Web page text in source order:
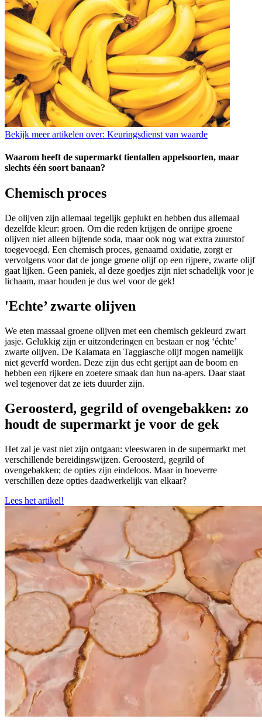
Bekijk meer artikelen over: Keuringsdienst van waarde
Waarom heeft de supermarkt tientallen appelsoorten, maar
slechts één soort banaan?
Chemisch proces
De olijven zijn allemaal tegelijk geplukt en hebben dus allemaal
dezelfde kleur: groen. Om die reden krijgen de onrijpe groene
olijven niet alleen bijtende soda, maar ook nog wat extra zuurstof
toegevoegd. Een chemisch proces, genaamd oxidatie, zorgt er
vervolgens voor dat de jonge groene olijf op een rijpere, zwarte olijf
gaat lijken. Geen paniek, al deze goedjes zijn niet schadelijk voor je
lichaam, maar houden je dus wel voor de gek!
'Echte’ zwarte olijven
We eten massaal groene olijven met een chemisch gekleurd zwart
jasje. Gelukkig zijn er uitzonderingen en bestaan er nog ‘échte’
zwarte olijven. De Kalamata en Taggiasche olijf mogen namelijk
niet geverfd worden. Deze zijn dus echt gerijpt aan de boom en
hebben een rijkere en zoetere smaak dan hun na-apers. Daar staat
wel tegenover dat ze iets duurder zijn.
Geroosterd, gegrild of ovengebakken: zo
houdt de supermarkt je voor de gek
Het zal je vast niet zijn ontgaan: vleeswaren in de supermarkt met
verschillende bereidingswijzen. Geroosterd, gegrild of
ovengebakken; de opties zijn eindeloos. Maar in hoeverre
verschillen deze opties daadwerkelijk van elkaar?
Lees het artikel!